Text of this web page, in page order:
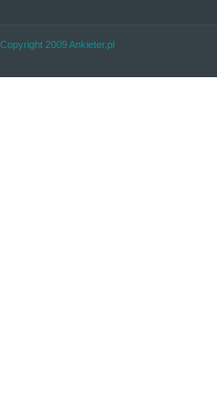
Copyright 2009 Ankieter.pl